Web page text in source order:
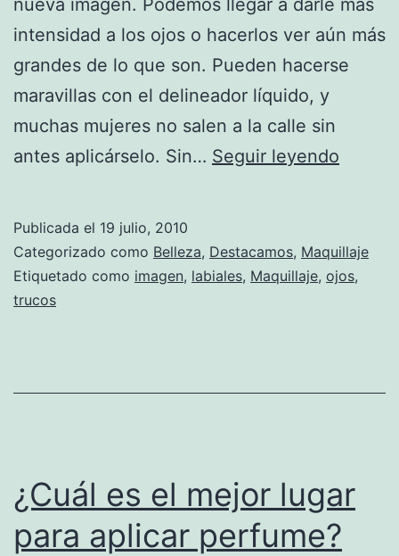
intensidad a los ojos o hacerlos ver aún más
grandes de lo que son. Pueden hacerse
maravillas con el delineador líquido, y
muchas mujeres no salen a la calle sin
antes aplicárselo. Sin… Seguir leyendo
cómo
usar
Publicada el 19 julio, 2010
Categorizado como Belleza, Destacamos, Maquillaje
Etiquetado como imagen, labiales, Maquillaje, ojos,
trucos
¿Cuál es el mejor lugar
para aplicar perfume?